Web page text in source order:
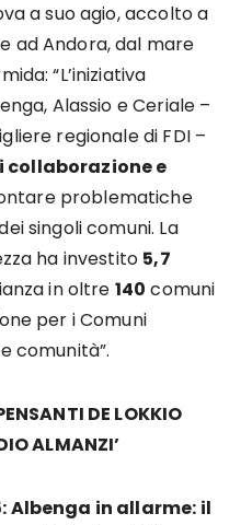
a suo agio, accolto a
ad Andora, dal mare
“L’iniziativa
Alassio e Ceriale –
regionale di FDI –
e
problematiche
singoli comuni. La
ha investito 5,7
in oltre 140 comuni
per i Comuni
comunità”.
DE LOKKIO
ALMANZI’
Albenga in allarme: il